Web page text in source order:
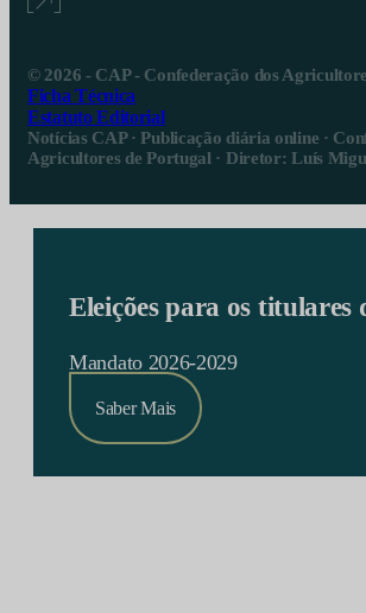
© 2026 - CAP - Confederação dos
Ficha Técnica
Estatuto Editorial
Notícias CAP · Publicação diária online ·
Agricultores de Portugal · Diretor: Luís
Eleições para os titulares
Mandato 2026-2029
Saber Mais